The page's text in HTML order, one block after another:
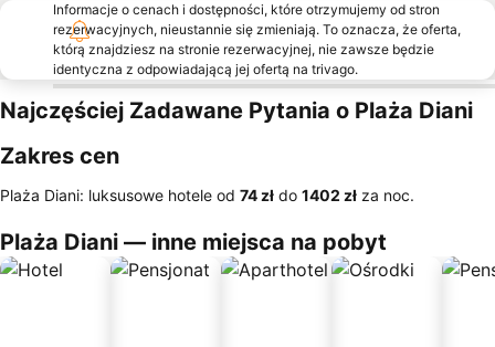
Informacje o cenach i dostępności, które otrzymujemy od stron
rezerwacyjnych, nieustannie się zmieniają. To oznacza, że oferta,
którą znajdziesz na stronie rezerwacyjnej, nie zawsze będzie
identyczna z odpowiadającą jej ofertą na trivago.
Najczęściej Zadawane Pytania o Plaża Diani
Zakres cen
Plaża Diani: luksusowe hotele od ‎74 zł do ‎1402 zł za noc.
Plaża Diani — inne miejsca na pobyt